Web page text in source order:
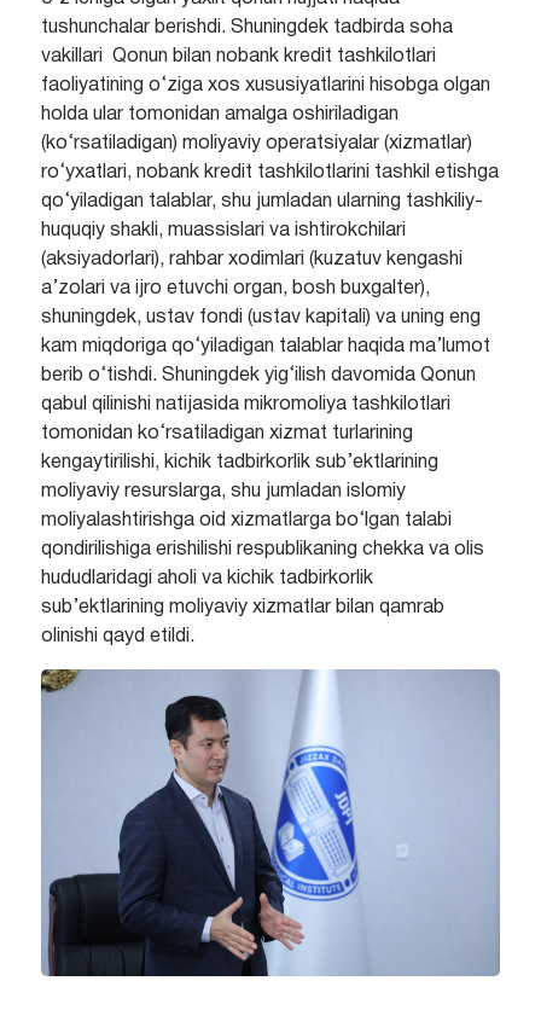
tushunchalar berishdi. Shuningdek tadbirda soha
vakillari Qonun bilan nobank kredit tashkilotlari
faoliyatining o‘ziga xos xususiyatlarini hisobga olgan
holda ular tomonidan amalga oshiriladigan
(ko‘rsatiladigan) moliyaviy operatsiyalar (xizmatlar)
ro‘yxatlari, nobank kredit tashkilotlarini tashkil etishga
qo‘yiladigan talablar, shu jumladan ularning tashkiliy-
huquqiy shakli, muassislari va ishtirokchilari
(aksiyadorlari), rahbar xodimlari (kuzatuv kengashi
a’zolari va ijro etuvchi organ, bosh buxgalter),
shuningdek, ustav fondi (ustav kapitali) va uning eng
kam miqdoriga qo‘yiladigan talablar haqida ma’lumot
berib o‘tishdi. Shuningdek yig‘ilish davomida Qonun
qabul qilinishi natijasida mikromoliya tashkilotlari
tomonidan ko‘rsatiladigan xizmat turlarining
kengaytirilishi, kichik tadbirkorlik sub’ektlarining
moliyaviy resurslarga, shu jumladan islomiy
moliyalashtirishga oid xizmatlarga bo‘lgan talabi
qondirilishiga erishilishi respublikaning chekka va olis
hududlaridagi aholi va kichik tadbirkorlik
sub’ektlarining moliyaviy xizmatlar bilan qamrab
olinishi qayd etildi.